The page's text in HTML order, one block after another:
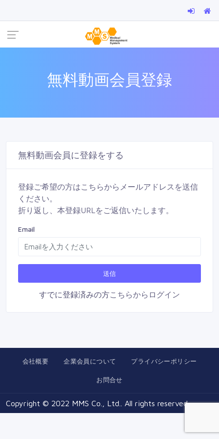
無料動画会員登録
無料動画会員に登録をする
登録ご希望の方はこちらからメールアドレスを送信
ください。
折り返し、本登録URLをご返信いたします。
Email
すでに登録済みの方こちらからログイン
会社概要 企業会員について プライバシーポリシー
お問合せ
Copyright © 2022 MMS Co., Ltd.. All rights reserved.